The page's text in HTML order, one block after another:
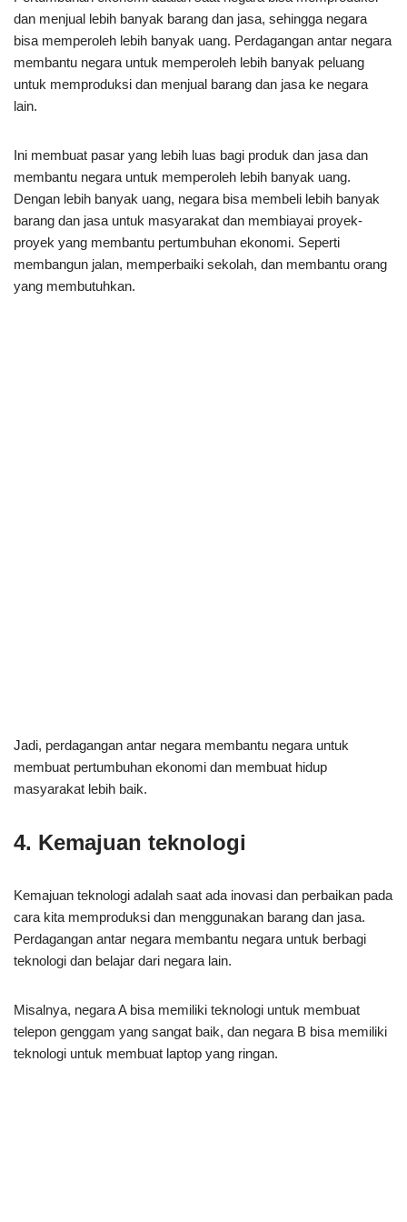
dan menjual lebih banyak barang dan jasa, sehingga negara
bisa memperoleh lebih banyak uang. Perdagangan antar negara
membantu negara untuk memperoleh lebih banyak peluang
untuk memproduksi dan menjual barang dan jasa ke negara
lain.
Ini membuat pasar yang lebih luas bagi produk dan jasa dan
membantu negara untuk memperoleh lebih banyak uang.
Dengan lebih banyak uang, negara bisa membeli lebih banyak
barang dan jasa untuk masyarakat dan membiayai proyek-
proyek yang membantu pertumbuhan ekonomi. Seperti
membangun jalan, memperbaiki sekolah, dan membantu orang
yang membutuhkan.
Jadi, perdagangan antar negara membantu negara untuk
membuat pertumbuhan ekonomi dan membuat hidup
masyarakat lebih baik.
4. Kemajuan teknologi
Kemajuan teknologi adalah saat ada inovasi dan perbaikan pada
cara kita memproduksi dan menggunakan barang dan jasa.
Perdagangan antar negara membantu negara untuk berbagi
teknologi dan belajar dari negara lain.
Misalnya, negara A bisa memiliki teknologi untuk membuat
telepon genggam yang sangat baik, dan negara B bisa memiliki
teknologi untuk membuat laptop yang ringan.